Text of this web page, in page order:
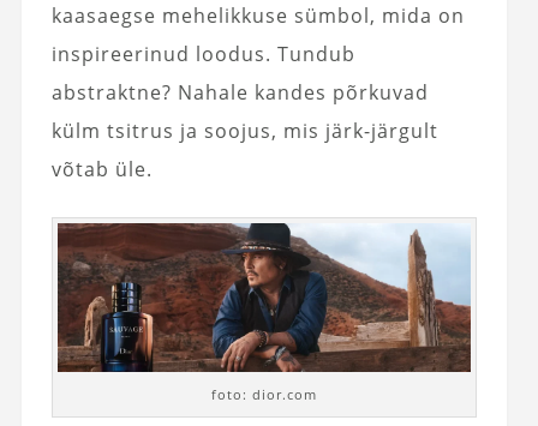
kaasaegse mehelikkuse sümbol, mida on
inspireerinud loodus. Tundub
abstraktne? Nahale kandes põrkuvad
külm tsitrus ja soojus, mis järk-järgult
võtab üle.
foto: dior.com